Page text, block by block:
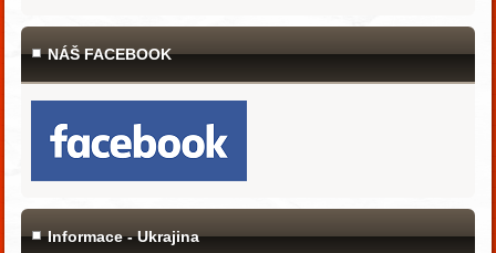
NÁŠ FACEBOOK
Informace - Ukrajina